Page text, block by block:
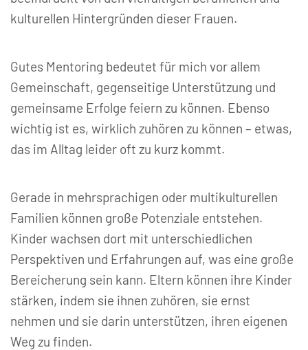
kulturellen Hintergründen dieser Frauen.
Gutes Mentoring bedeutet für mich vor allem
Gemeinschaft, gegenseitige Unterstützung und
gemeinsame Erfolge feiern zu können. Ebenso
wichtig ist es, wirklich zuhören zu können – etwas,
das im Alltag leider oft zu kurz kommt.
Gerade in mehrsprachigen oder multikulturellen
Familien können große Potenziale entstehen.
Kinder wachsen dort mit unterschiedlichen
Perspektiven und Erfahrungen auf, was eine große
Bereicherung sein kann. Eltern können ihre Kinder
stärken, indem sie ihnen zuhören, sie ernst
nehmen und sie darin unterstützen, ihren eigenen
Weg zu finden.